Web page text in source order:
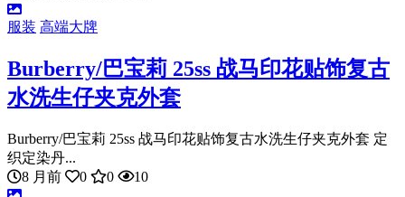
服装 高端大牌
Burberry/巴宝莉 25ss 战马印花贴饰复古
水洗生仔夹克外套
Burberry/巴宝莉 25ss 战马印花贴饰复古水洗生仔夹克外套 定
织定染丹...
8 月前
0 0 10